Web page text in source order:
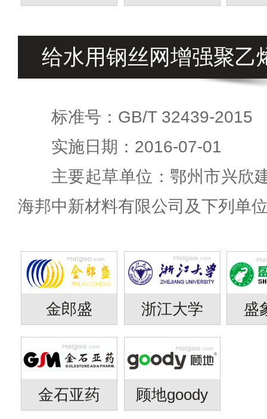
给水用钢丝网增强聚乙
标准号：GB/T 32439-2015
实施日期：2016-07-01
主要起草单位：鄂州市兴欣
海邦中新材料有限公司及下列单
金郎盛 浙江大学 盛
金石亚药 顾地goody